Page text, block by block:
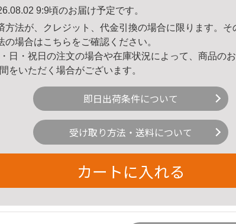
9:9頃のお届け予定です。
方法が、クレジット、代金引換の場合に限ります。そ
の場合はこちら をご確認ください。
日・祝日の注文の場合や在庫状況によって、商品の
をいただく場合がございます。
即日出荷条件について
受け取り方法・送料について
カートに入れる